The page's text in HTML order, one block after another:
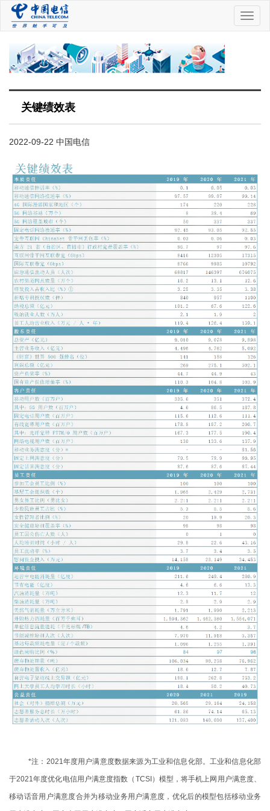
中
国
关键绩效表
2022-09-22 中国电信
*注：2021年度用户满意度数据来源为工业和信息化部。工业和信息化部
于2021年度优化电信用户满意度指数（TCSI）模型，将手机上网用户满意度、
移动话音用户满意度合并为移动业务用户满意度，优化后的模型包括移动业务